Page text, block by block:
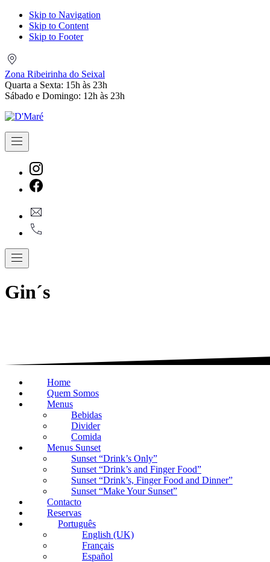
Skip to Navigation
Skip to Content
Skip to Footer
do
Seixal
Zona Ribeirinha do Seixal
Quarta a Sexta: 15h às 23h
Sábado e Domingo: 12h às 23h
Navigation
New
Window
Window
Navigation
Gin´s
Home
Quem Somos
Menus
Bebidas
Divider
Comida
Menus Sunset
Sunset “Drink’s Only”
Sunset “Drink’s and Finger Food”
Sunset “Drink’s, Finger Food and Dinner”
Sunset “Make Your Sunset”
Contacto
Reservas
Português
English (UK)
Français
Español